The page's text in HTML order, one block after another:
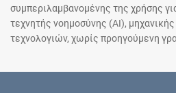
συμπεριλαμβανομένης της χρήσης
τεχνητής νοημοσύνης (AI),
τεχνολογιών, χωρίς προηγούμενη